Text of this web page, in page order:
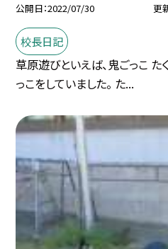
公開日 2022/07/30 更
校長日記
草原遊びといえば、鬼ごっこ
っこをしていました。 た...